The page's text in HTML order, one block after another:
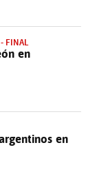
FINAL
en
en